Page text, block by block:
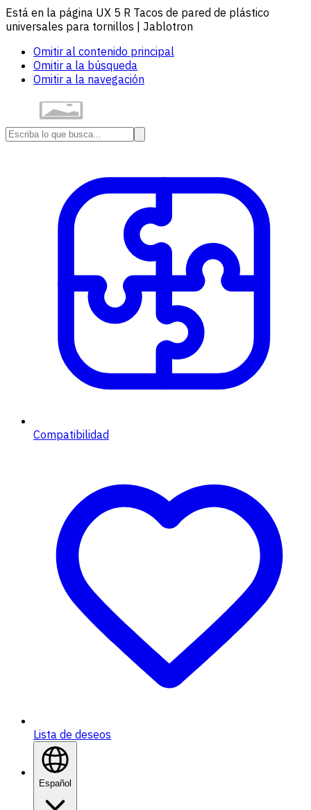
Está en la página UX 5 R Tacos de pared de plástico
universales para tornillos | Jablotron
Omitir al contenido principal
Omitir a la búsqueda
Omitir a la navegación
Compatibilidad
Lista de deseos
Español